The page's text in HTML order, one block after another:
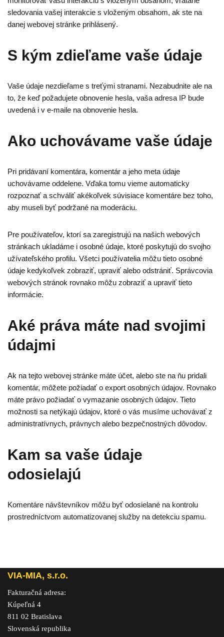
sledovania vašej interakcie s vloženým obsahom, ak ste na
danej webovej stránke prihlásený.
S kým zdieľame vaše údaje
Vaše údaje nezdieľame s treťými stranami. Nezabudnite ale na
to, že keď požadujete obnovenie hesla, vaša adresa IP bude
uvedená i v e-maile na obnovenie hesla.
Ako uchovávame vaše údaje
Pri pridávaní komentára, komentár a jeho meta údaje
uchovávame oddelene. Vďaka tomu vieme automaticky
rozpoznať a schváliť akékoľvek súvisiace komentáre bez toho,
aby museli byť podržané na moderáciu.
Pre používateľov, ktorí sa zaregistrujú na našich webových
stránkach ukladáme i osobné údaje, ktoré poskytujú do svojho
užívateľského profilu. Všetci používatelia môžu tieto osobné
údaje kedykoľvek zobraziť, upraviť alebo odstrániť. Správcovia
webových stránok rovnako môžu zobraziť a upraviť tieto
informácie.
Aké práva máte nad svojimi
údajmi
Ak na tejto webovej stránke máte účet, alebo ste na ňu pridali
komentár, môžete požiadať o export osobných údajov. Rovnako
máte právo požiadať o vymazanie osobných údajov. Tieto
možnosti sa netýkajú údajov, ktoré o vás musíme uchovávať z
administratívnych, právnych alebo bezpečnostných dôvodov.
Kam sa vaše údaje
odosielajú
Komentáre návštevníkov môžu byť odosielané na kontrolu
prostredníctvom automatizovanej služby na detekciu spamu.
VIA-MIA, s.r.o.
Fakturačná adresa:
Kúpeľná 4
811 02 Bratislava
Slovenská republika